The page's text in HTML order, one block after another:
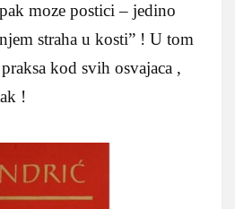
moze postici – jedino
straha u kosti” ! U tom
kod svih osvajaca ,
!